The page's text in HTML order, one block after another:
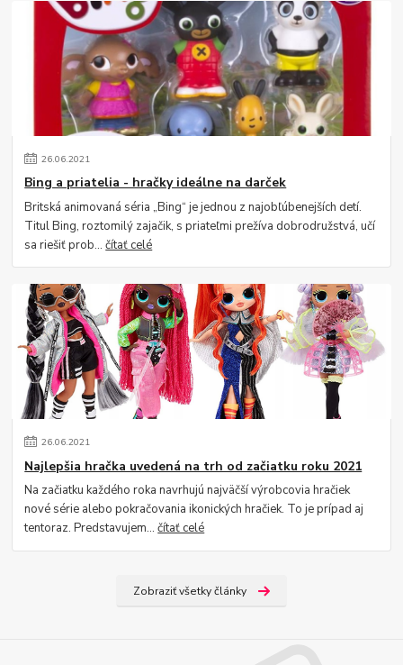
26.06.2021
Bing a priatelia - hračky ideálne na darček
Britská animovaná séria „Bing“ je jednou z najobľúbenejších detí.
Titul Bing, roztomilý zajačik, s priateľmi prežíva dobrodružstvá, učí
sa riešiť prob...čítať celé
26.06.2021
Najlepšia hračka uvedená na trh od začiatku roku 2021
Na začiatku každého roka navrhujú najväčší výrobcovia hračiek
nové série alebo pokračovania ikonických hračiek. To je prípad aj
tentoraz. Predstavujem...čítať celé
Zobraziť všetky články